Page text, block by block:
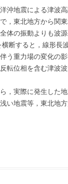
沖地震による津波
，東北地方から関
体の振動よりも波
断すると，線形
う重力場の変化の
転位相を含む津波
，実際に発生した
い地震等，東北地